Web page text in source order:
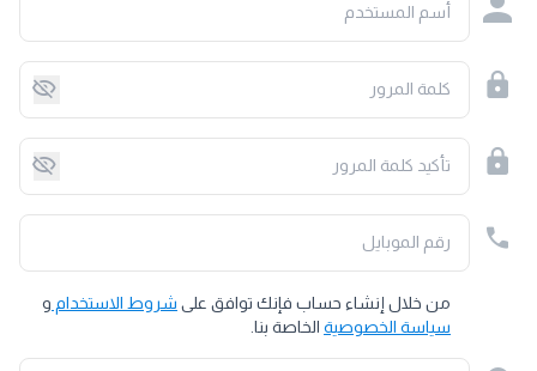
أسم المستخدم
كلمة المرور
تأكيد كلمة المرور
رقم الموبايل
من خلال إنشاء حساب فإنك توافق على شروط الاستخدام و
سياسة الخصوصية الخاصة بنا.